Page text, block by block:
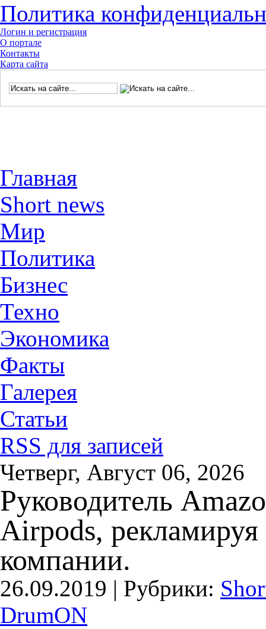
Политика
Логин и регистрация
О портале
Контакты
Карта сайта
Главная
Short news
Мир
Политика
Бизнес
Техно
Экономика
Факты
Галерея
Статьи
RSS для записей
Четверг, Август 06, 2026
Руководитель
Airpods,
компании.
26.09.2019 | Рубрики:
DrumON